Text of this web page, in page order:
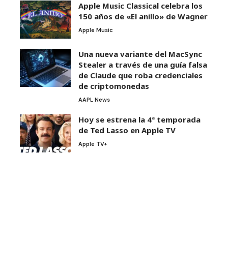
Apple Music Classical celebra los
150 años de «El anillo» de Wagner
Apple Music
Una nueva variante del MacSync
Stealer a través de una guía falsa
de Claude que roba credenciales
de criptomonedas
AAPL News
Hoy se estrena la 4ª temporada
de Ted Lasso en Apple TV
Apple TV+